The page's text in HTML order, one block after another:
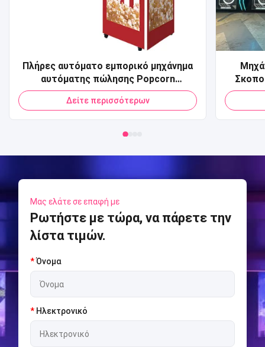
Πλήρες αυτόματο εμπορικό μηχάνημα
αυτόματης πώλησης Popcorn
Πιστωτική κάρτα QR Code Πληρωμή
Μηχάνημα αυτόματης πώλησης Pop
Corn για Mall
Δείτε περισσότερων
Sports
Μας ελάτε σε επαφή με
Ρωτήστε με τώρα, να πάρετε την
λίστα τιμών.
*Όνομα
* Ηλεκτρονικό